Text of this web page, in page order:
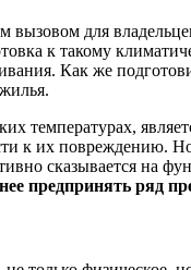
для
к такому
Как же
к их повреждению.
сказывается на
предпринять ряд